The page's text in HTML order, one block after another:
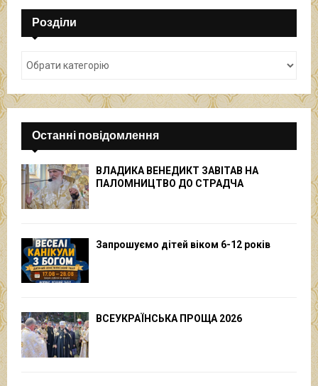
Розділи
Останні повідомлення
ВЛАДИКА ВЕНЕДИКТ ЗАВІТАВ НА
ПАЛОМНИЦТВО ДО СТРАДЧА
Запрошуємо дітей віком 6-12 років
ВСЕУКРАЇНСЬКА ПРОЩА 2026